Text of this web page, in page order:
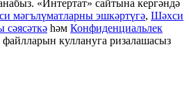
«Интертат» сайтына кергәндә
мәгълүматларны эшкәртүгә, Шәхси
сәясәткә һәм Конфиденциальлек
файлларын куллануга ризалашасыз